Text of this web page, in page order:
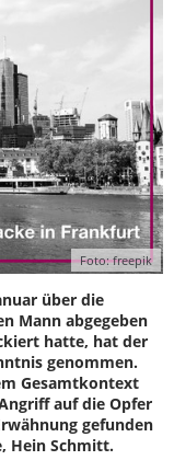
Foto: freepik
über die
Mann abgegeben
hatte, hat der
genommen.
Gesamtkontext
auf die Opfer
gefunden
Hein Schmitt.